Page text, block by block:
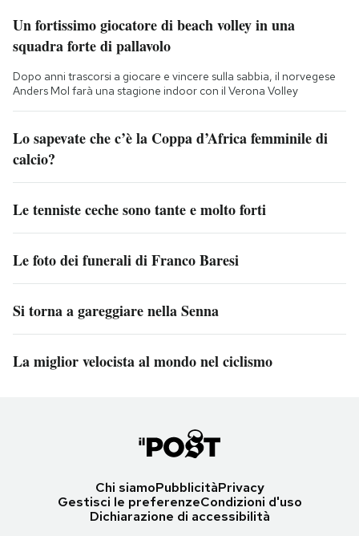
Un fortissimo giocatore di beach volley in una
squadra forte di pallavolo
Dopo anni trascorsi a giocare e vincere sulla sabbia, il norvegese
Anders Mol farà una stagione indoor con il Verona Volley
Lo sapevate che c’è la Coppa d’Africa femminile di
calcio?
Le tenniste ceche sono tante e molto forti
Le foto dei funerali di Franco Baresi
Si torna a gareggiare nella Senna
La miglior velocista al mondo nel ciclismo
Chi siamoPubblicitàPrivacy
Gestisci le preferenzeCondizioni d'uso
Dichiarazione di accessibilità